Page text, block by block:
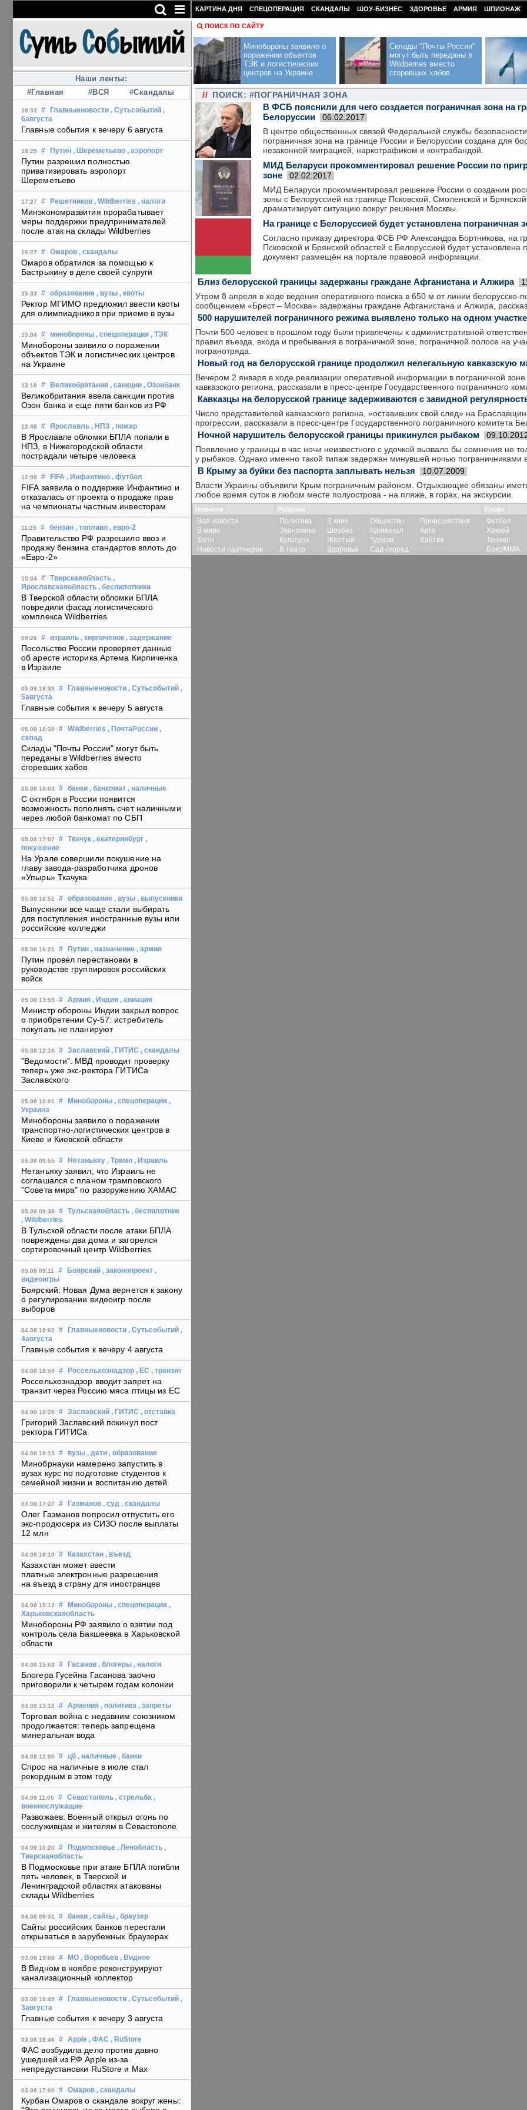
Наши ленты:
#Главная
#ВСЯ #Скандалы
18:33 # Главныеновости , Сутьсобытий ,
6августа
Главные события к вечеру 6 августа
18:25 # Путин , Шереметьево , аэропорт
Путин разрешил полностью
приватизировать аэропорт
Шереметьево
17:27 # Решетников , Wildberries , налоги
Минэкономразвития прорабатывает
меры поддержки предпринимателей
после атак на склады Wildberries
16:27 # Омаров , скандалы
Омаров обратился за помощью к
Бастрыкину в деле своей супруги
15:33 # образование , вузы , квоты
Ректор МГИМО предложил ввести квоты
для олимпиадников при приеме в вузы
15:04 # минобороны , спецоперация , ТЭК
Минобороны заявило о поражении
объектов ТЭК и логистических центров
на Украине
13:18 # Великобритания , санкции , Озонбанк
Великобритания ввела санкции против
Озон банка и еще пяти банков из РФ
12:48 # Ярославль , НПЗ , пожар
В Ярославле обломки БПЛА попали в
НПЗ, в Нижегородской области
пострадали четыре человека
12:08 # FIFA , Инфантино , футбол
FIFA заявила о поддержке Инфантино и
отказалась от проекта о продаже прав
на чемпионаты частным инвесторам
11:25 # бензин , топливо , евро-2
Правительство РФ разрешило ввоз и
продажу бензина стандартов вплоть до
«Евро-2»
10:04 # Тверскаяобласть ,
Ярославскаяобласть , беспилотники
В Тверской области обломки БПЛА
повредили фасад логистического
комплекса Wildberries
09:26 # израиль , кирпиченок , задержание
Посольство России проверяет данные
об аресте историка Артема Кирпиченка
в Израиле
05.08 18:39 # Главныеновости , Сутьсобытий ,
5августа
Главные события к вечеру 5 августа
05.08 18:38 # Wildberries , ПочтаРоссии ,
склад
Склады "Почты России" могут быть
переданы в Wildberries вместо
сгоревших хабов
05.08 18:03 # банки , банкомат , наличные
С октября в России появится
возможность пополнять счет наличными
через любой банкомат по СБП
05.08 17:07 # Ткачук , екатеринбург ,
покушение
На Урале совершили покушение на
главу завода-разработчика дронов
«Упырь» Ткачука
05.08 16:51 # образование , вузы , выпускники
Выпускники все чаще стали выбирать
для поступления иностранные вузы или
российские колледжи
05.08 16:21 # Путин , назначение , армия
Путин провел перестановки в
руководстве группировок российских
войск
05.08 13:55 # Армия , Индия , авиация
Министр обороны Индии закрыл вопрос
о приобретении Су-57: истребитель
покупать не планируют
05.08 12:16 # Заславский , ГИТИС , скандалы
"Ведомости": МВД проводит проверку
теперь уже экс-ректора ГИТИСа
Заславского
05.08 10:01 # Минобороны , спецоперация ,
Украина
Минобороны заявило о поражении
транспортно-логистических центров в
Киеве и Киевской области
05.08 09:55 # Нетаньяху , Трамп , Израиль
Нетаньяху заявил, что Израиль не
соглашался с планом трамповского
"Совета мира" по разоружению ХАМАС
05.08 09:38 # Тульскаяобласть , беспилотник
, Wildberries
В Тульской области после атаки БПЛА
повреждены два дома и загорелся
сортировочный центр Wildberries
05.08 09:11 # Боярский , законопроект ,
видеоигры
Боярский: Новая Дума вернется к закону
о регулировании видеоигр после
выборов
04.08 19:02 # Главныеновости , Сутьсобытий ,
4августа
Главные события к вечеру 4 августа
04.08 18:54 # Россельхознадзор , ЕС , транзит
Россельхознадзор вводит запрет на
транзит через Россию мяса птицы из ЕС
04.08 18:28 # Заславский , ГИТИС , отставка
Григорий Заславский покинул пост
ректора ГИТИСа
04.08 18:13 # вузы , дети , образование
Минобрнауки намерено запустить в
вузах курс по подготовке студентов к
семейной жизни и воспитанию детей
04.08 17:27 # Газманов , суд , скандалы
Олег Газманов попросил отпустить его
экс-продюсера из СИЗО после выплаты
12 млн
04.08 16:10 # Казахстан , въезд
Казахстан может ввести
платные электронные разрешения
на въезд в страну для иностранцев
04.08 15:12 # Минобороны , спецоперация ,
Харьковскаяобласть
Минобороны РФ заявило о взятии под
контроль села Бакшеевка в Харьковской
области
04.08 15:03 # Гасанов , блогеры , налоги
Блогера Гусейна Гасанова заочно
приговорили к четырем годам колонии
04.08 13:10 # Армения , политика , запреты
Торговая война с недавним союзником
продолжается: теперь запрещена
минеральная вода
04.08 12:00 # цб , наличные , банки
Спрос на наличные в июле стал
рекордным в этом году
04.08 11:05 # Севастополь , стрельба ,
военнослужащие
Развожаев: Военный открыл огонь по
сослуживцам и жителям в Севастополе
04.08 10:20 # Подмосковье , Ленобласть ,
Тверскаяобласть
В Подмосковье при атаке БПЛА погибли
пять человек, в Тверской и
Ленинградской областях атакованы
склады Wildberries
04.08 09:31 # банки , сайты , браузер
Сайты российских банков перестали
открываться в зарубежных браузерах
03.08 19:08 # МО , Воробьев , Видное
В Видном в ноябре реконструируют
канализационный коллектор
03.08 18:49 # Главныеновости , Сутьсобытий ,
3августа
Главные события к вечеру 3 августа
03.08 18:46 # Apple , ФАС , RuStore
ФАС возбудила дело против давно
ушедшей из РФ Apple из-за
непредустановки RuStore и Max
03.08 17:00 # Омаров , скандалы
Курбан Омаров о скандале вокруг жены:
КАРТИНА ДНЯ СПЕЦОПЕРАЦИЯ СКАНДАЛЫ ШОУ-БИЗНЕС ЗДОРОВЬЕ АРМИЯ ШПИОНАЖ
ПОИСК ПО САЙТУ
Минобороны заявило о
поражении объектов
ТЭК и логистических
центров на Украине
Склады "Почты России"
могут быть переданы в
Wildberries вместо
сгоревших хабов
// ПОИСК: #ПОГРАНИЧНАЯ ЗОНА
В ФСБ пояснили для чего создается пограничная зона на
Белоруссии
06.02.2017
В центре общественных связей Федеральной службы
пограничная зона на границе России и Белоруссии создана для
незаконной миграцией, наркотрафиком и контрабандой.
МИД Беларуси прокомментировал решение России по
зоне
02.02.2017
МИД Беларуси прокомментировал решение России о создании
зоны с Белоруссией на границе Псковской, Смоленской и
драматизирует ситуацию вокруг решения Москвы.
На границе с Белоруссией будет установлена пограничная
Согласно приказу директора ФСБ РФ Александра Бортникова, на
Псковской и Брянской областей с Белоруссией будет установлена
документ размещён на портале правовой информации.
Близ белорусской границы задержаны граждане Афганистана и Алжира
Утром 8 апреля в ходе ведения оперативного поиска в 650 м от линии белорусско-
сообщением «Брест – Москва» задержаны граждане Афганистана и Алжира,
500 нарушителей пограничного режима выявлено только на одном
Почти 500 человек в прошлом году были привлечены к административной
правил въезда, входа и пребывания в пограничной зоне, пограничной полосе на
погранотряда.
Новый год на белорусской границе продолжил нелегальную кавказскую
Вечером 2 января в ходе реализации оперативной информации в пограничной
кавказского региона, рассказали в пресс-центре Государственного пограничного
Кавказцы на белорусской границе задерживаются с завидной
Число представителей кавказского региона, «оставивших свой след» на
прогрессии, рассказали в пресс-центре Государственного пограничного комитета
Ночной нарушитель белорусской границы прикинулся рыбаком
Появление у границы в час ночи неизвестного с удочкой вызвало бы сомнения не
у рыбаков. Однако именно такой типаж задержан минувшей ночью пограничниками
В Крыму за буйки без паспорта заплывать нельзя 10.07.2009
Власти Украины объявили Крым пограничным районом. Отдыхающие обязаны
любое время суток в любом месте полуострова - на пляже, в горах, на экскурсии.
Новости
Все новости
В мире
Фото
Новости партнеров
Рубрики
Политика
Экономика
Культура
В театр
В кино
Шоубиз
Желтый
Здоровье
Общество
Криминал
Туризм
Сад-огород
Происшествия
Авто
Хайтек
Спорт
Футбол
Хоккей
Теннис
Бокс/ММА